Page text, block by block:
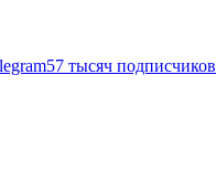
57 тысяч подписчиков